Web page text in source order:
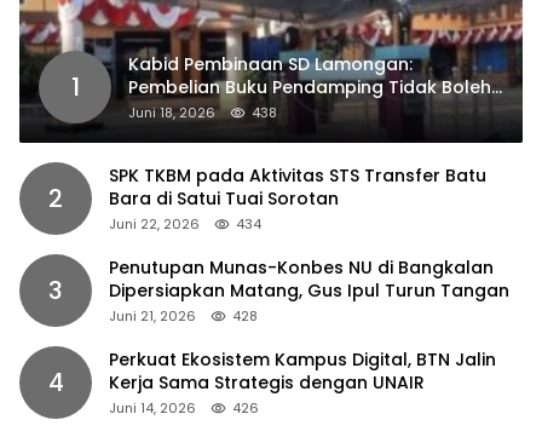
1
Kabid Pembinaan SD Lamongan:
Pembelian Buku Pendamping Tidak Boleh
Dipaksakan
Juni 18, 2026 438
2
SPK TKBM pada Aktivitas STS Transfer Batu
Bara di Satui Tuai Sorotan
Juni 22, 2026 434
3
Penutupan Munas-Konbes NU di Bangkalan
Dipersiapkan Matang, Gus Ipul Turun Tangan
Juni 21, 2026 428
4
Perkuat Ekosistem Kampus Digital, BTN Jalin
Kerja Sama Strategis dengan UNAIR
Juni 14, 2026 426